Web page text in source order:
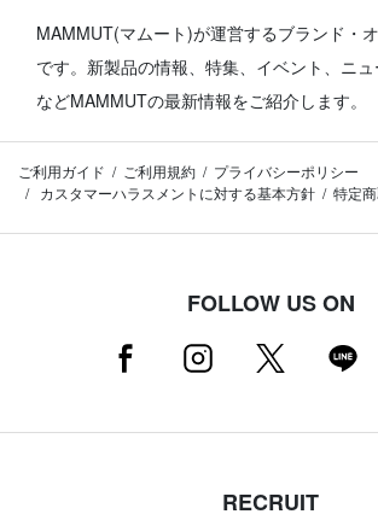
MAMMUT(マムート)が運営するブランド・
です。 新製品の情報、特集、イベント、ニ
などMAMMUTの最新情報をご紹介します。
ご利用ガイド ご利用規約
プライバシーポリシー
カスタマーハラスメントに対する基本方針
特定
FOLLOW US ON
RECRUIT